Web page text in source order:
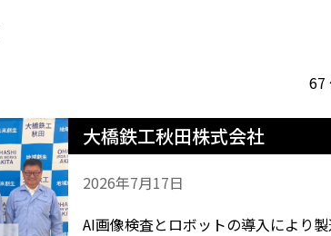
67
大橋鉄工秋田株式会社
2026年7月17日
AI画像検査とロボットの導入により